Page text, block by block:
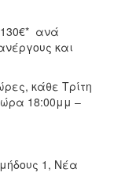
ανά
και
κάθε Τρίτη
18:00μμ –
1, Νέα